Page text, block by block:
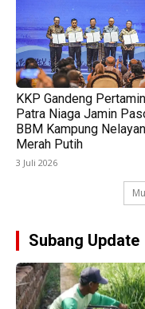
KKP Gandeng
Patra Niaga Jamin
BBM Kampung Nelayan
Merah Putih
3 Juli 2026
Subang Update